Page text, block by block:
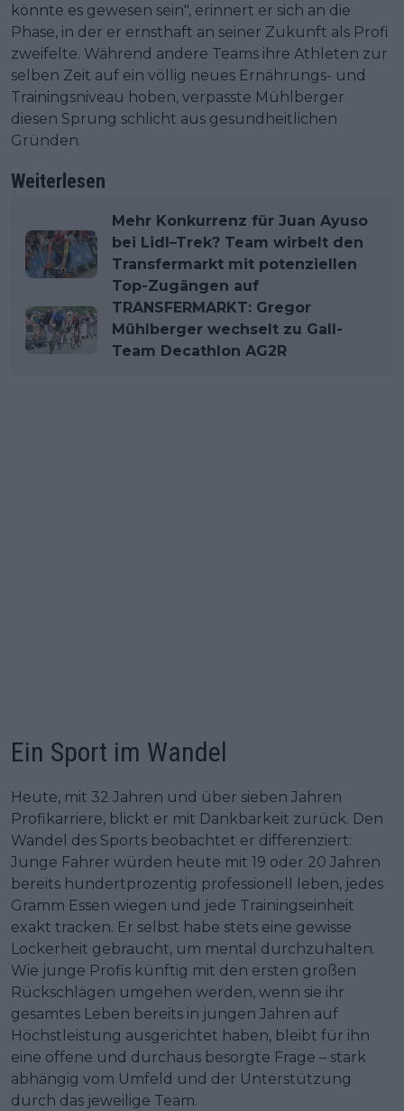
könnte es gewesen sein", erinnert er sich an die
Phase, in der er ernsthaft an seiner Zukunft als Profi
zweifelte. Während andere Teams ihre Athleten zur
selben Zeit auf ein völlig neues Ernährungs- und
Trainingsniveau hoben, verpasste Mühlberger
diesen Sprung schlicht aus gesundheitlichen
Gründen.
Weiterlesen
Mehr Konkurrenz für Juan Ayuso
bei Lidl–Trek? Team wirbelt den
Transfermarkt mit potenziellen
Top-Zugängen auf
TRANSFERMARKT: Gregor
Mühlberger wechselt zu Gall-
Team Decathlon AG2R
Ein Sport im Wandel
Heute, mit 32 Jahren und über sieben Jahren
Profikarriere, blickt er mit Dankbarkeit zurück. Den
Wandel des Sports beobachtet er differenziert:
Junge Fahrer würden heute mit 19 oder 20 Jahren
bereits hundertprozentig professionell leben, jedes
Gramm Essen wiegen und jede Trainingseinheit
exakt tracken. Er selbst habe stets eine gewisse
Lockerheit gebraucht, um mental durchzuhalten.
Wie junge Profis künftig mit den ersten großen
Rückschlägen umgehen werden, wenn sie ihr
gesamtes Leben bereits in jungen Jahren auf
Höchstleistung ausgerichtet haben, bleibt für ihn
eine offene und durchaus besorgte Frage – stark
abhängig vom Umfeld und der Unterstützung
durch das jeweilige Team.